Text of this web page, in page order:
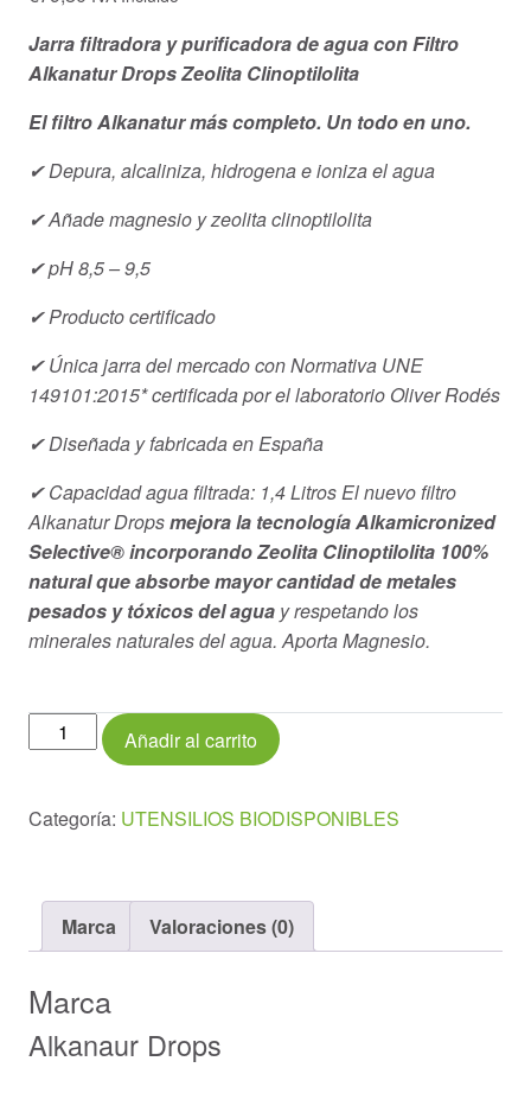
Jarra filtradora y purificadora de agua conFiltro
Alkanatur DropsZeolita Clinoptilolita
El filtro Alkanatur más completo. Un todo en uno.
✔ Depura, alcaliniza, hidrogena e ioniza el agua
✔ Añade magnesio y zeolita clinoptilolita
✔ pH 8,5 – 9,5
✔ Producto certificado
✔ Única jarra del mercado con Normativa UNE
149101:2015* certificada por el laboratorio Oliver Rodés
✔ Diseñada y fabricada en España
✔ Capacidad agua filtrada: 1,4 LitrosEl nuevo filtro
Alkanatur Dropsmejora la tecnología Alkamicronized
Selective® incorporando Zeolita Clinoptilolita 100%
natural que absorbe mayor cantidad de metales
pesados y tóxicos del agua y respetando los
minerales naturales del agua. Aporta Magnesio.
Jarra
Alkanatur
Zeolita
Añadir al carrito
Categoría: UTENSILIOS BIODISPONIBLES
Marca Valoraciones (0)
Marca
Alkanaur Drops